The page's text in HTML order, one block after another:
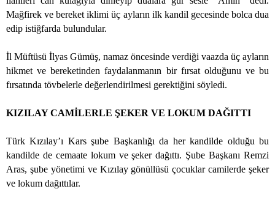
Mağfirek ve bereket iklimi üç ayların ilk kandil gecesinde bolca dua
edip istiğfarda bulundular.
İl Müftüsü İlyas Gümüş, namaz öncesinde verdiği vaazda üç ayların
hikmet ve bereketinden faydalanmanın bir fırsat olduğunu ve bu
fırsatında tövbelerle değerlendirilmesi gerektiğini söyledi.
KIZILAY CAMİLERLE ŞEKER VE LOKUM DAĞITTI
Türk Kızılay’ı Kars şube Başkanlığı da her kandilde olduğu bu
kandilde de cemaate lokum ve şeker dağıttı. Şube Başkanı Remzi
Aras, şube yönetimi ve Kızılay gönüllüsü çocuklar camilerde şeker
ve lokum dağıttılar.